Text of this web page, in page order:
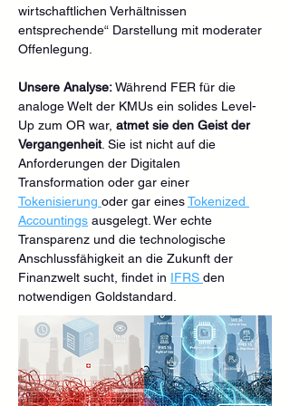
wirtschaftlichen Verhältnissen
entsprechende“ Darstellung mit moderater
Offenlegung.
Unsere Analyse: Während FER für die
analoge Welt der KMUs ein solides Level-
Up zum OR war, atmet sie den Geist der
Vergangenheit. Sie ist nicht auf die
Anforderungen der Digitalen
Transformation oder gar einer
Tokenisierung oder gar eines Tokenized
Accountings ausgelegt. Wer echte
Transparenz und die technologische
Anschlussfähigkeit an die Zukunft der
Finanzwelt sucht, findet in IFRS den
notwendigen Goldstandard.